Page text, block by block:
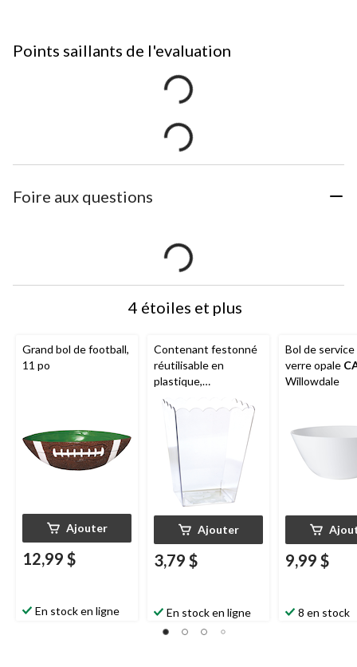
Points saillants de l'evaluation
Foire aux questions
4 étoiles et plus
Grand bol de football,
11 po
Ajouter
12,99 $
En stock en ligne
Contenant festonné
réutilisable en
plastique,
transparent, 90 oz,
pour fête
d'anniversaire/fête
prénatale/mariage
Ajouter
3,79 $
En stock en ligne
Bol de service
verre opale
Willowdale
9,99 $
8 en stock